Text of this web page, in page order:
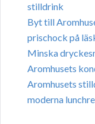
stilldrink
Byt till
prischock på
Minska
Aromhusets
Aromhusets
moderna